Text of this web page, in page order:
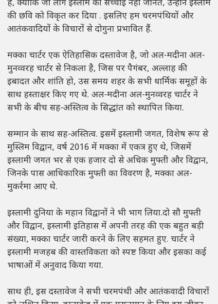
हैं, क्योंकि जो लोग इस्लाम की सच्चाई नहीं जानते, उन्होंने इस्लाम
की छवि को विकृत कर दिया . इसलिए हम चरमपंथियों और
आतंकवादियों के विचारों से दोगुना प्रभावित हैं.
मक्का चार्टर एक ऐतिहासिक दस्तावेज है, जो अल-मदीना अल-
मुनव्वरह चार्टर से निकला है, जिस पर पैगंबर, अल्लाह की
इबादत और शांति हो, उस समय शहर के सभी धार्मिक समूहों के
साथ हस्ताक्षर किए गए थे. अल-मदीना अल-मुनव्वरह चार्टर ने
सभी के बीच सह-अस्तित्व के सिद्धांत को स्थापित किया.
सम्मान के साथ सह-अस्तित्व. इसमें इस्लामी जगत, विशेष रूप से
मुस्लिम विद्वान, वर्ष 2016 में मक्का में एकत्र हुए थे, जिसमें
इस्लामी जगत भर से एक हजार दो से अधिक मुफ्ती और विद्वान,
जिनके पास आधिकारिक मुफ्ती का विवरण है, मक्का अल-
मुकर्रमा आए थे.
इस्लामी दुनिया के महान विद्वानों ने भी भाग लिया.दो सौ मुफ्ती
और विद्वान, इस्लामी इतिहास में अपनी तरह की एक बहुत बड़ी
संख्या, मक्का चार्टर जारी करने के लिए सहमत हुए. चार्टर ने
इस्लामी मजहब की वास्तविकता को स्पष्ट किया और इसका कई
भाषाओं में अनुवाद किया गया.
साथ ही, इस दस्तावेज ने सभी चरमपंथी और आतंकवादी विचारों